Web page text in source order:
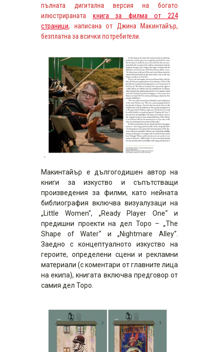
пълната дигитална версия на богато
илюстрираната книга за филма от 224
страници, написана от Джина Макинтайър,
безплатна за всички потребители.
Макинтайър е дългогодишен автор на
книги за изкуство и съпътстващи
произведения за филми, като нейната
библиография включва визуалузаци на
„Little Women“, „Ready Player One“ и
предишни проекти на дел Торо – „The
Shape of Water“ и „Nightmare Alley“.
Заедно с концептуалното изкуство на
героите, определени сцени и рекламни
материали (с коментари от главните лица
на екипа), книгата включва предговор от
самия дел Торо.